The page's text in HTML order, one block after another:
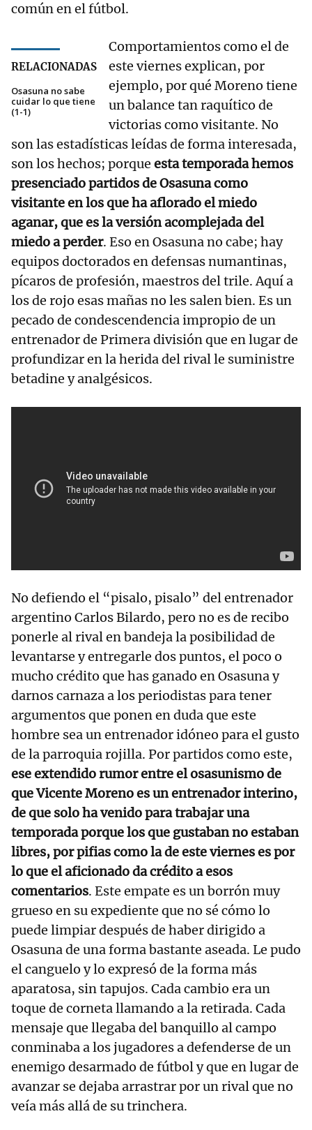
común en el fútbol.
RELACIONADAS
Osasuna no sabe
cuidar lo que tiene
(1-1)
Comportamientos como el de
este viernes explican, por
ejemplo, por qué Moreno tiene
un balance tan raquítico de
victorias como visitante. No
son las estadísticas leídas de forma interesada,
son los hechos; porque esta temporada hemos
presenciado partidos de Osasuna como
visitante en los que ha aflorado el miedo
aganar, que es la versión acomplejada del
miedo a perder. Eso en Osasuna no cabe; hay
equipos doctorados en defensas numantinas,
pícaros de profesión, maestros del trile. Aquí a
los de rojo esas mañas no les salen bien. Es un
pecado de condescendencia impropio de un
entrenador de Primera división que en lugar de
profundizar en la herida del rival le suministre
betadine y analgésicos.
No defiendo el “pisalo, pisalo” del entrenador
argentino Carlos Bilardo, pero no es de recibo
ponerle al rival en bandeja la posibilidad de
levantarse y entregarle dos puntos, el poco o
mucho crédito que has ganado en Osasuna y
darnos carnaza a los periodistas para tener
argumentos que ponen en duda que este
hombre sea un entrenador idóneo para el gusto
de la parroquia rojilla. Por partidos como este,
ese extendido rumor entre el osasunismo de
que Vicente Moreno es un entrenador interino,
de que solo ha venido para trabajar una
temporada porque los que gustaban no estaban
libres, por pifias como la de este viernes es por
lo que el aficionado da crédito a esos
comentarios. Este empate es un borrón muy
grueso en su expediente que no sé cómo lo
puede limpiar después de haber dirigido a
Osasuna de una forma bastante aseada. Le pudo
el canguelo y lo expresó de la forma más
aparatosa, sin tapujos. Cada cambio era un
toque de corneta llamando a la retirada. Cada
mensaje que llegaba del banquillo al campo
conminaba a los jugadores a defenderse de un
enemigo desarmado de fútbol y que en lugar de
avanzar se dejaba arrastrar por un rival que no
veía más allá de su trinchera.